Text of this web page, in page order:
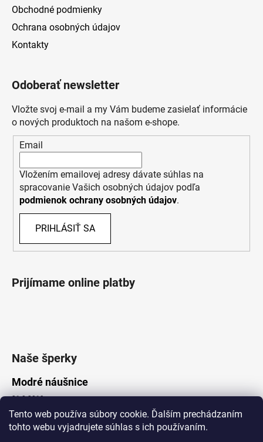
Tento web používa súbory cookie. Ďalším prechádzaním
tohto webu vyjadrujete súhlas s ich používaním.
Obchodné podmienky
Ochrana osobných údajov
Kontakty
Odoberať newsletter
Vložte svoj e-mail a my Vám budeme zasielať informácie
o nových produktoch na našom e-shope.
Email
Vložením emailovej adresy dávate súhlas na
spracovanie Vašich osobných údajov podľa
podmienok ochrany osobných údajov.
PRIHLÁSIŤ SA
Prijímame online platby
Naše šperky
Modré náušnice
21.8.2019